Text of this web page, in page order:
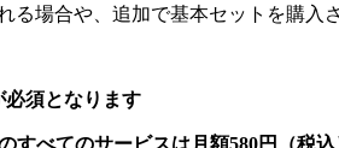
場合や、追加で基本セットを購
須となります
すべてのサービスは月額580円（税